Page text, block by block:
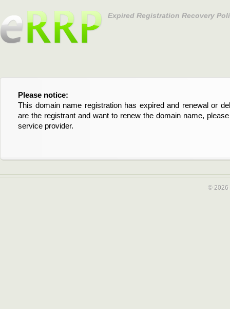
Expired Registration Recovery
Please notice:
This domain name registration has expired and renewal or
are the registrant and want to renew the domain name,
service provider.
Bitte beachten Sie:
Diese Domainregistrierung ist abgelaufen und die
Domain stehen an. Wenn Sie der Registrant sind und
verlängern möchten, kontaktieren Sie bitte Ihren Service-
© 2026